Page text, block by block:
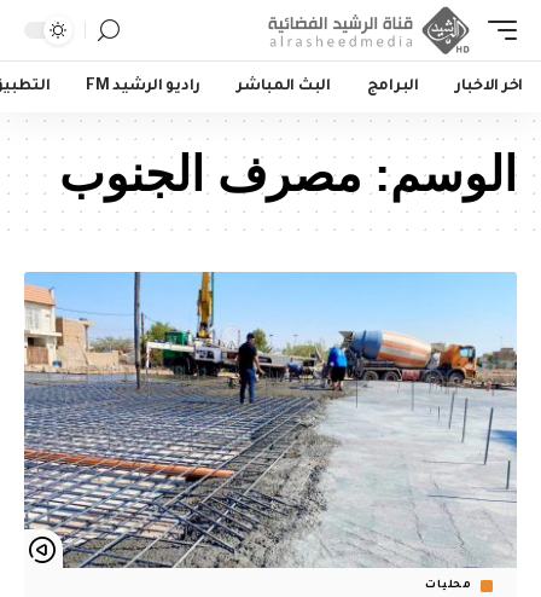
اخر الاخبار البرامج البث المباشر راديو الرشيد FM
الوسم:مصرف الجنوب
محليات